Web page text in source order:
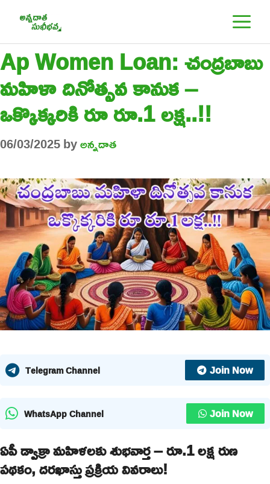
content
Ap Women Loan: చంద్రబాబు
మహిళా దినోత్సవ కానుక –
ఒక్కొక్కరికి రూ రూ.1 లక్ష..!!
06/03/2025byఅన్నదాత
Telegram Channel Join Now
WhatsApp Channel Join Now
ఏపీ డ్వాక్రా మహిళలకు శుభవార్త – రూ.1 లక్ష రుణ
పథకం, దరఖాస్తు ప్రక్రియ వివరాలు!